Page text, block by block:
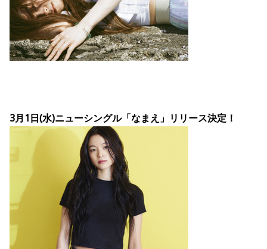
3月1日(水)ニューシングル「なまえ」リリース決定！